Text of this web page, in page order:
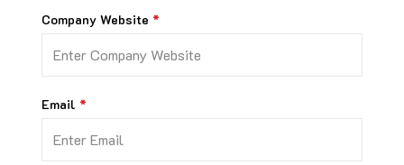
Company Website
Email